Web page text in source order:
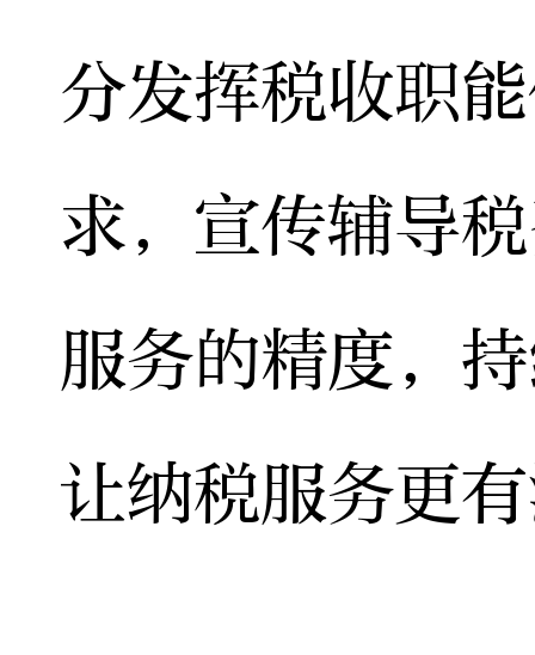
分发挥税收职
求，宣传辅导
服务的精度，
让纳税服务更